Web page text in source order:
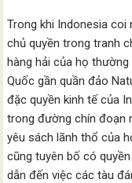
Trong khi Indonesia
chủ quyền trong tranh
hàng hải của họ
Quốc gần quần đảo
đặc quyền kinh tế của
trong đường chín đoạn
yêu sách lãnh thổ của
cũng tuyên bố có
dẫn đến việc các tàu